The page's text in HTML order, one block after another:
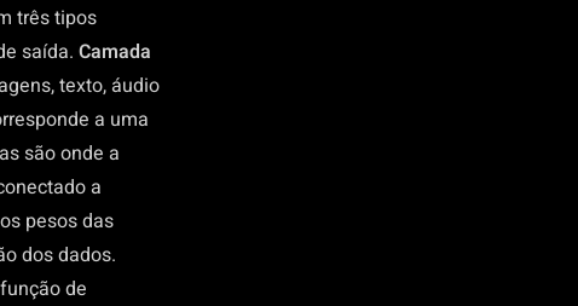
três tipos
saída. Camada
texto, áudio
a uma
são onde a
a
pesos das
dos dados.
de